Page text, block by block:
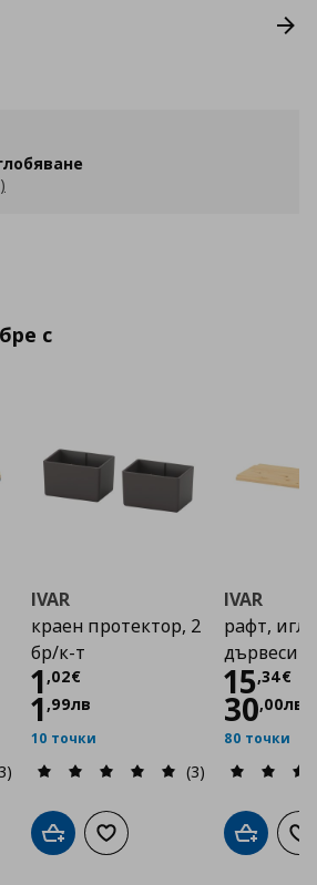
с
с любими
IVAR
краен протектор, 2
бр/к-т
1 ,02€
Цена
1 ,99лв
10 точки
(3)
Добави в кошницата
Добави към списъка с
IVAR
рафт,
15,34€
Цена
30,00лв
80 точки
Добави